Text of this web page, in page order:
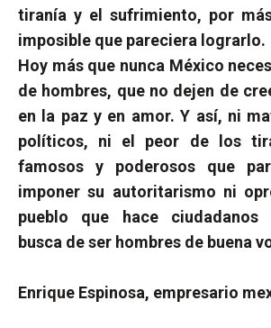
tiranía y el sufrimiento, por
imposible que pareciera lograrlo.
Hoy más que nunca México
de hombres, que no dejen de
en la paz y en amor. Y así, ni
políticos, ni el peor de los
famosos y poderosos que
imponer su autoritarismo ni
pueblo que hace ciudadanos
busca de ser hombres de buena
Enrique Espinosa, empresario